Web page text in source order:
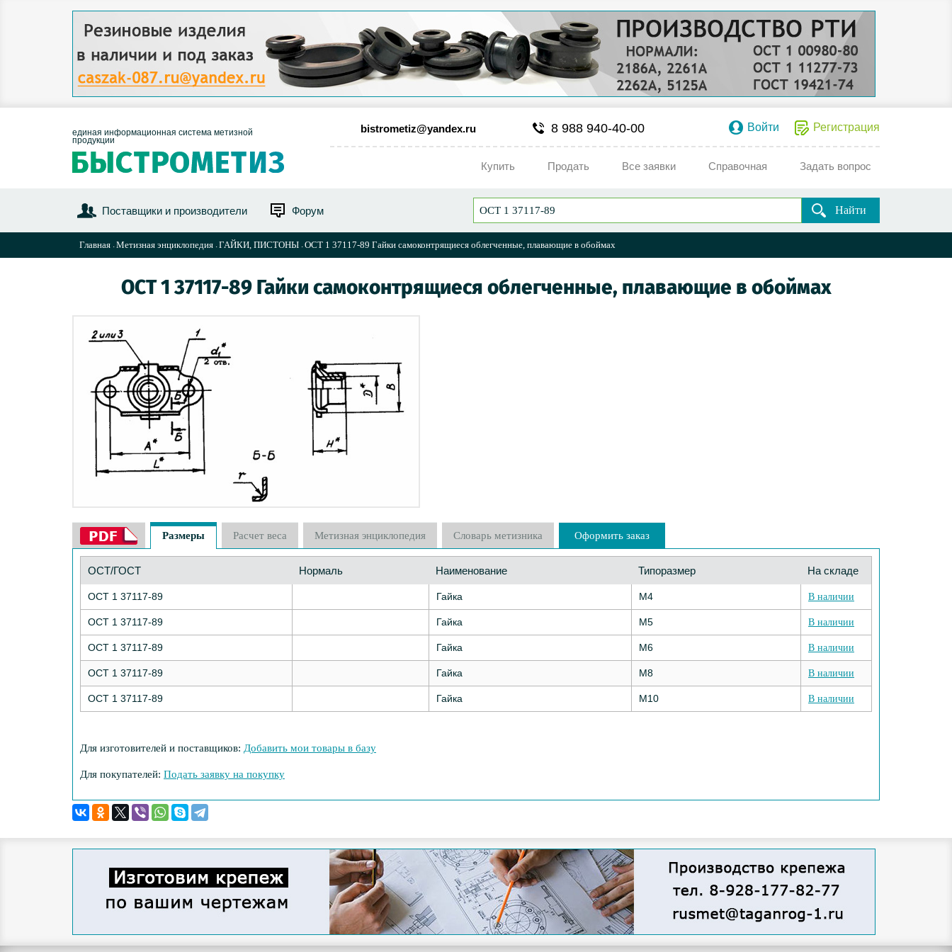
единая информационная система метизной
продукции
bistrometiz@yandex.ru 8 988 940-40-00 Войти Регистрация
Купить Продать Все заявки Справочная Задать вопрос
Поставщики и производители Форум Найти
Главная Метизная энциклопедия ГАЙКИ, ПИСТОНЫ ОСТ 1 37117-89 Гайки самоконтрящиеся облегченные, плавающие в обоймах
ОСТ 1 37117-89 Гайки самоконтрящиеся облегченные, плавающие в обоймах
Размеры Расчет веса Метизная энциклопедия Словарь метизника Оформить заказ
ОСТ/ГОСТ Нормаль Наименование Типоразмер На складе
ОСТ 1 37117-89 Гайка М4 В наличии
ОСТ 1 37117-89 Гайка М5 В наличии
ОСТ 1 37117-89 Гайка М6 В наличии
ОСТ 1 37117-89 Гайка М8 В наличии
ОСТ 1 37117-89 Гайка М10 В наличии
Для изготовителей и поставщиков: Добавить мои товары в базу
Для покупателей: Подать заявку на покупку